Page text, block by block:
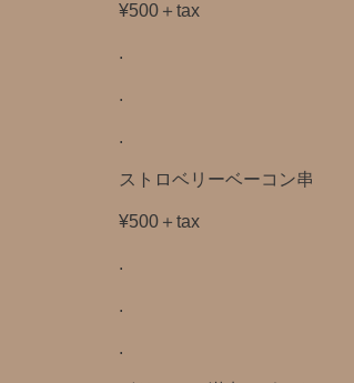
¥500＋tax
.
.
.
ストロベリーベーコン串
¥500＋tax
.
.
.